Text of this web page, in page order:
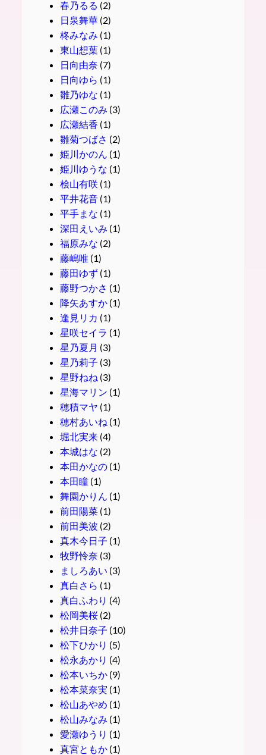
春乃るる (2)
日泉舞華(2)
柊みなみ (1)
東山想葉(1)
日向由奈 (7)
日向ゆら (1)
雛乃ゆな (1)
広瀬このみ (3)
広瀬結香 (1)
雛菊つばさ (2)
姫川かのん (1)
姫川ゆうな (1)
桧山有咲(1)
平井花音(1)
平手まな (1)
深田えいみ (1)
福原みな (2)
藤嶋唯(1)
藤田ゆず(1)
藤野つかさ (1)
降矢あすか(1)
逢見リカ (1)
星咲セイラ (1)
星乃夏月 (3)
星乃莉子 (3)
星野ねね (3)
星海マリン (1)
穂積マヤ (1)
穂村あいね (1)
堀北実来(4)
本城はな (2)
本田かなの(1)
本田瞳(1)
舞園かりん (1)
前田陽菜(1)
前田美波 (2)
真木今日子 (1)
牧野怜奈 (3)
ましろあい (3)
真白さら (1)
真白ふわり (4)
松岡美桜(2)
松井日奈子 (10)
松下ひかり (5)
松永あかり (4)
松本いちか(9)
松本菜奈実 (1)
松山あやめ (1)
松山みなみ (1)
愛瀬ゆうり (1)
真宮ともか(1)